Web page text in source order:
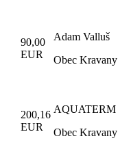
90,00
EUR
Adam Valluš
Obec Kravany
200,16
EUR
AQUATERM
Obec Kravany